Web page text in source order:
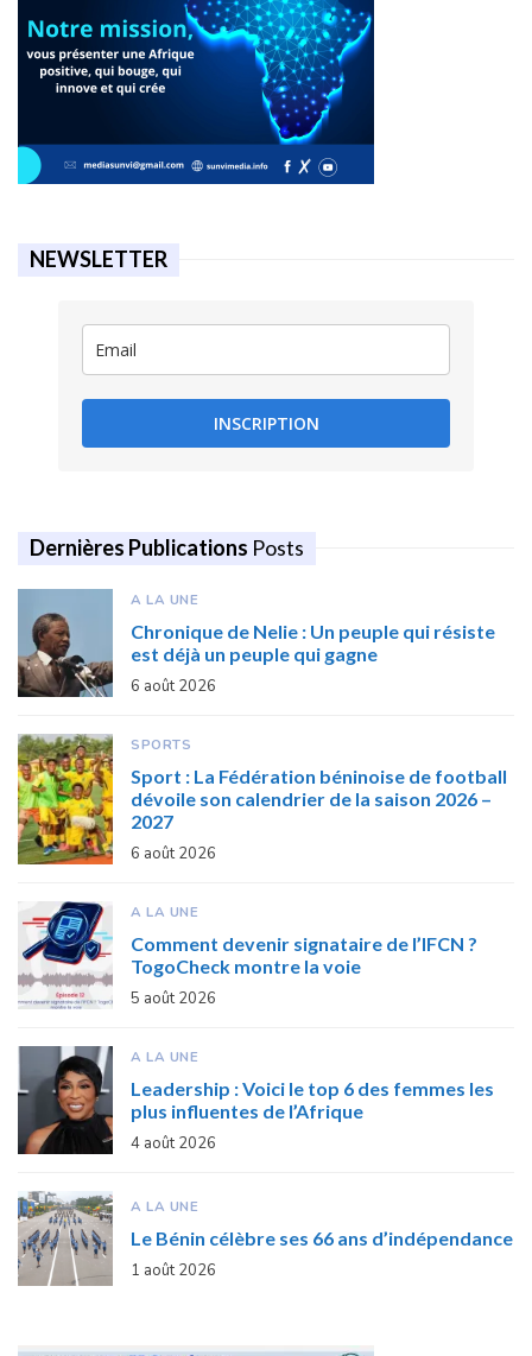
NEWSLETTER
INSCRIPTION
Dernières Publications Posts
A LA UNE
Chronique de Nelie : Un peuple qui résiste
est déjà un peuple qui gagne
6 août 2026
SPORTS
Sport : La Fédération béninoise de football
dévoile son calendrier de la saison 2026 –
2027
6 août 2026
A LA UNE
Comment devenir signataire de l’IFCN ?
TogoCheck montre la voie
5 août 2026
A LA UNE
Leadership : Voici le top 6 des femmes les
plus influentes de l’Afrique
4 août 2026
A LA UNE
Le Bénin célèbre ses 66 ans d’indépendance
1 août 2026